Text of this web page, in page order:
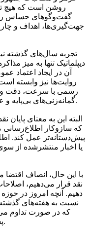
روشن است که هیچ
گفت‌وگوهای حساس را
جهت‌گیری‌ها، اهداف و
تجربه سال‌های گذشته
دیپلماتیک تنها به میز
آن در ایجاد اعتماد
روایت‌ها نیز وابسته
رسمی با سرعت، دقت و
گمانه‌زنی‌های بی‌پایه و عملیات رسانه‌ای رقبا محدودتر خواهد شد.
البته این به معنای
که سازوکار اطلاع‌رسانی
پیش‌دستانه‌تر عمل کند.
یا اخبار منتشرشده از
با این حال، انصاف
نقد قرار می‌دهیم،
دهیم. آنچه امروز در
نسبت به هفته‌های
که در صورت تداوم
پشتوانه ملی دستگاه دیپلماسی منجر شود.